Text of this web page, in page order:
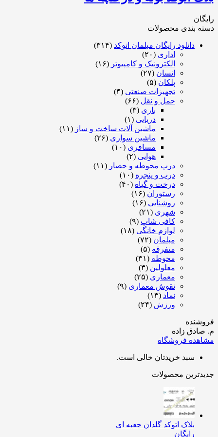
بندی محصولات
دانلود رایگان مبلمان اتوکد (۳۱۴)
اداری (۲۰)
الکترونیک و کامپیوتر(۱۶)
انسان(۲۷)
پلکان(۵)
تجهیزات صنعتی(۴)
حمل و نقل(۶۶)
باری
(۳)
دریایی(۱)
ماشین آلات ساخت و ساز(۱۱)
ماشین سواری(۲۶)
مسافری(۱۰)
هوایی(۲)
درب محوطه و حصار(۱۱)
درب و پنجره(۱۰)
درخت و گیاه(۴۰)
رستوران(۱۶)
روشنایی(۱۶)
شهری(۲۱)
کافی شاپ (۹)
لوازم خانگی(۱۸)
مبلمان(۷۲)
متفرقه(۵)
محوطه(۳۱)
معلولین(۳)
معماری(۲۵)
نقوش معماری(۹)
نماد
(۱۳)
ورزش (۲۴)
زاده
فروشگاه
سبد خریدتان خالی است.
محصولات
بلاک اتوکد گلدان جعبه ای
رایگان